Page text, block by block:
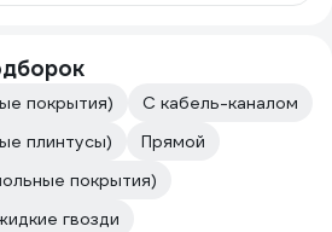
покрытия)
С кабель-каналом
плинтусы)
Прямой
покрытия)
гвозди